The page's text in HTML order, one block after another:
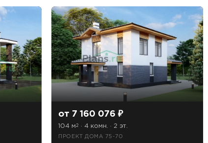
от 7 160 076 ₽
104 м2 · 4 комн. · 2 эт.
ПРОЕКТ ДОМА 75-70